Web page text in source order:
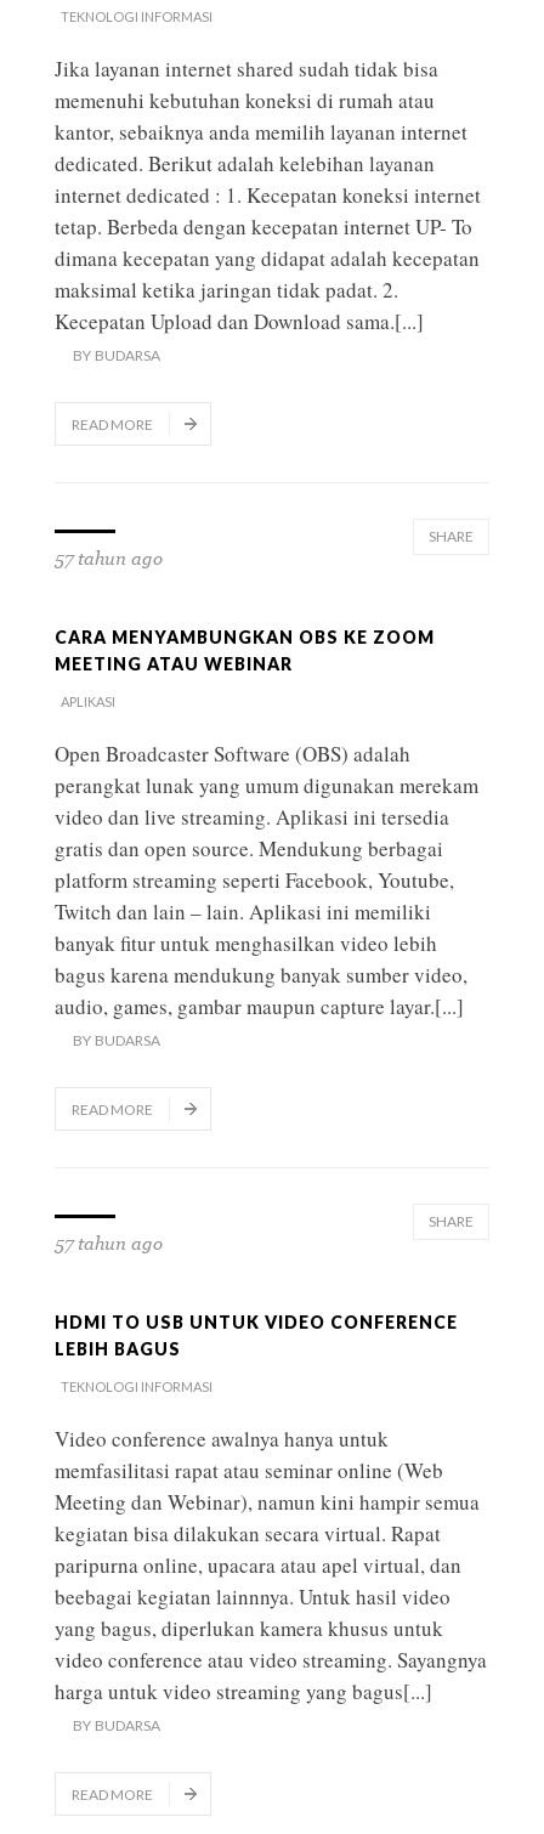
TEKNOLOGI INFORMASI
Jika layanan internet shared sudah tidak bisa
memenuhi kebutuhan koneksi di rumah atau
kantor, sebaiknya anda memilih layanan internet
dedicated. Berikut adalah kelebihan layanan
internet dedicated : 1. Kecepatan koneksi internet
tetap. Berbeda dengan kecepatan internet UP- To
dimana kecepatan yang didapat adalah kecepatan
maksimal ketika jaringan tidak padat. 2.
Kecepatan Upload dan Download sama.[...]
BY BUDARSA
READ MORE
57 tahun ago
SHARE
CARA MENYAMBUNGKAN OBS KE ZOOM
MEETING ATAU WEBINAR
APLIKASI
Open Broadcaster Software (OBS) adalah
perangkat lunak yang umum digunakan merekam
video dan live streaming. Aplikasi ini tersedia
gratis dan open source. Mendukung berbagai
platform streaming seperti Facebook, Youtube,
Twitch dan lain – lain. Aplikasi ini memiliki
banyak fitur untuk menghasilkan video lebih
bagus karena mendukung banyak sumber video,
audio, games, gambar maupun capture layar.[...]
BY BUDARSA
READ MORE
57 tahun ago
SHARE
HDMI TO USB UNTUK VIDEO CONFERENCE
LEBIH BAGUS
TEKNOLOGI INFORMASI
Video conference awalnya hanya untuk
memfasilitasi rapat atau seminar online (Web
Meeting dan Webinar), namun kini hampir semua
kegiatan bisa dilakukan secara virtual. Rapat
paripurna online, upacara atau apel virtual, dan
beebagai kegiatan lainnnya. Untuk hasil video
yang bagus, diperlukan kamera khusus untuk
video conference atau video streaming. Sayangnya
harga untuk video streaming yang bagus[...]
BY BUDARSA
READ MORE